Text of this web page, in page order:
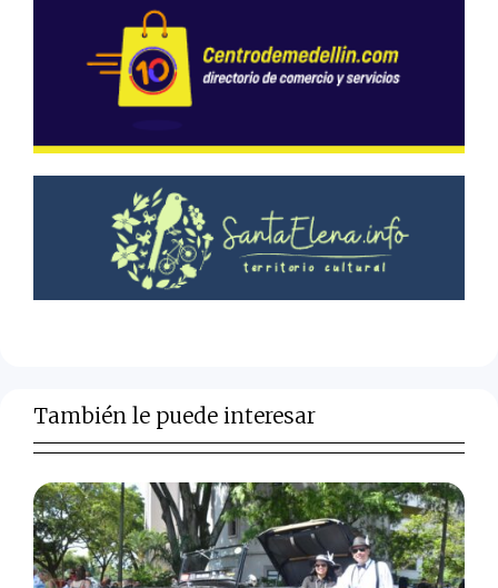
También le puede interesar